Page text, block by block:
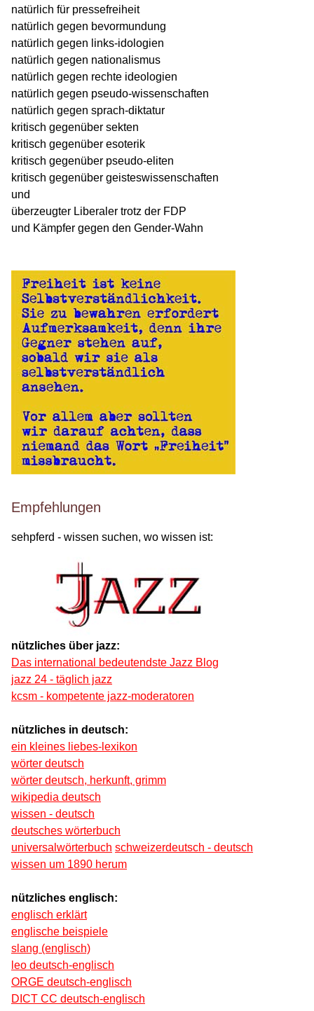
natürlich für pressefreiheit
natürlich gegen bevormundung
natürlich gegen links-idologien
natürlich gegen nationalismus
natürlich gegen rechte ideologien
natürlich gegen pseudo-wissenschaften
natürlich gegen sprach-diktatur
kritisch gegenüber sekten
kritisch gegenüber esoterik
kritisch gegenüber pseudo-eliten
kritisch gegenüber geisteswissenschaften
und
überzeugter Liberaler trotz der FDP
und Kämpfer gegen den Gender-Wahn
Empfehlungen
sehpferd - wissen suchen, wo wissen ist:
nützliches über jazz:
Das international bedeutendste Jazz Blog
jazz 24 - täglich jazz
kcsm - kompetente jazz-moderatoren
nützliches in deutsch:
ein kleines liebes-lexikon
wörter deutsch
wörter deutsch, herkunft, grimm
wikipedia deutsch
wissen - deutsch
deutsches wörterbuch
universalwörterbuch schweizerdeutsch - deutsch
wissen um 1890 herum
nützliches englisch:
englisch erklärt
englische beispiele
slang (englisch)
leo deutsch-englisch
ORGE deutsch-englisch
DICT CC deutsch-englisch